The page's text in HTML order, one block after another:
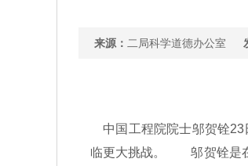
来源： 二局科学道德办公室
中国工程院院士邬贺铨23
临更大挑战。 邬贺铨是在